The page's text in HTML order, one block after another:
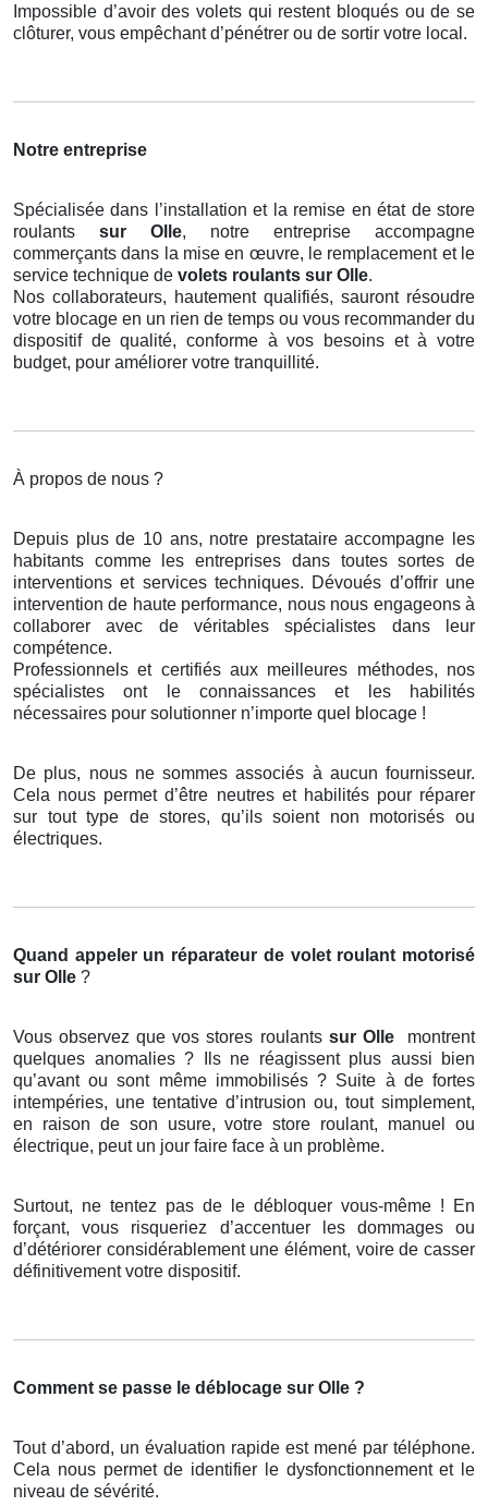
Impossible d’avoir des volets qui restent bloqués ou de se
clôturer, vous empêchant d’pénétrer ou de sortir votre local.
Notre entreprise
Spécialisée dans l’installation et la remise en état de store
roulants sur Olle, notre entreprise accompagne
commerçants dans la mise en œuvre, le remplacement et le
service technique de volets roulants sur Olle.
Nos collaborateurs, hautement qualifiés, sauront résoudre
votre blocage en un rien de temps ou vous recommander du
dispositif de qualité, conforme à vos besoins et à votre
budget, pour améliorer votre tranquillité.
À propos de nous ?
Depuis plus de 10 ans, notre prestataire accompagne les
habitants comme les entreprises dans toutes sortes de
interventions et services techniques. Dévoués d’offrir une
intervention de haute performance, nous nous engageons à
collaborer avec de véritables spécialistes dans leur
compétence.
Professionnels et certifiés aux meilleures méthodes, nos
spécialistes ont le connaissances et les habilités
nécessaires pour solutionner n’importe quel blocage !
De plus, nous ne sommes associés à aucun fournisseur.
Cela nous permet d’être neutres et habilités pour réparer
sur tout type de stores, qu’ils soient non motorisés ou
électriques.
Quand appeler un réparateur de volet roulant motorisé
sur Olle ?
Vous observez que vos stores roulants sur Olle
montrent
quelques anomalies ? Ils ne réagissent plus aussi bien
qu’avant ou sont même immobilisés ? Suite à de fortes
intempéries, une tentative d’intrusion ou, tout simplement,
en raison de son usure, votre store roulant, manuel ou
électrique, peut un jour faire face à un problème.
Surtout, ne tentez pas de le débloquer vous-même ! En
forçant, vous risqueriez d’accentuer les dommages ou
d’détériorer considérablement une élément, voire de casser
définitivement votre dispositif.
Comment se passe le déblocage sur Olle ?
Tout d’abord, un évaluation rapide est mené par téléphone.
Cela nous permet de identifier le dysfonctionnement et le
niveau de sévérité.